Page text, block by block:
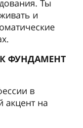
Ты
и
ФУНДАМЕНТ
в
акцент на